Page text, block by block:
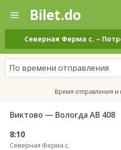
—
Поиск
и
покупка
билетов
на
автобус
онлайн
Bilet.do
Северная Ферма с. –
По времени отправления
Время отправления и
Виктово — Вологда АВ 408
8:10
Северная Ферма с.